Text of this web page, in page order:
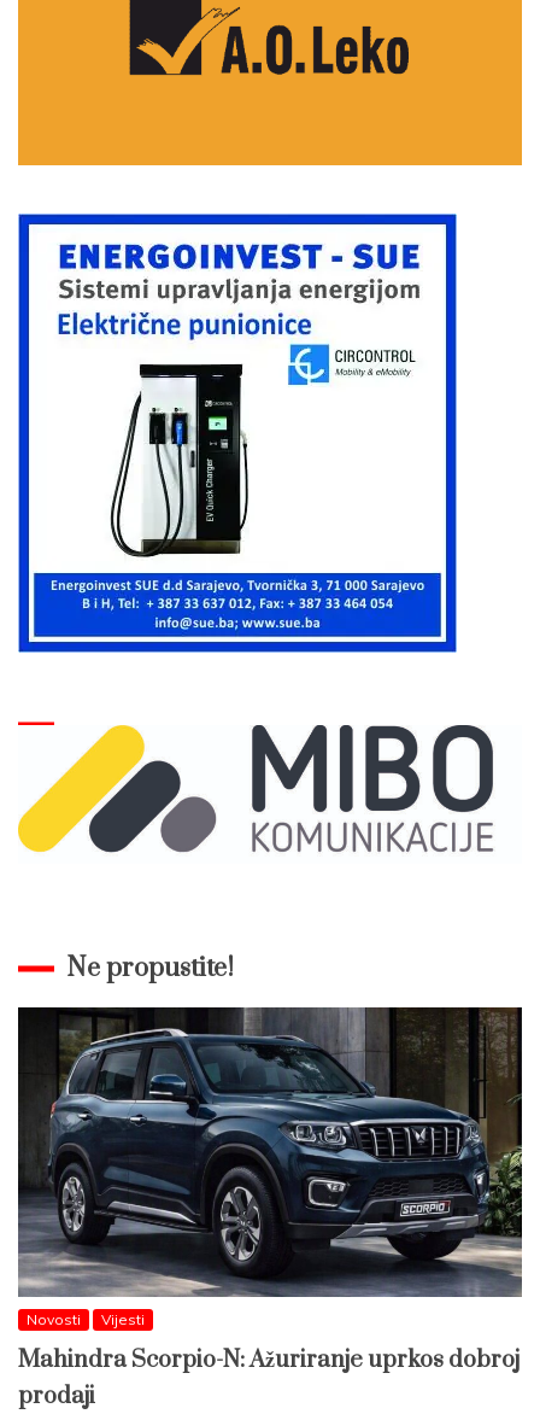
Ne propustite!
Novosti Vijesti
Mahindra Scorpio-N: Ažuriranje uprkos dobroj
prodaji